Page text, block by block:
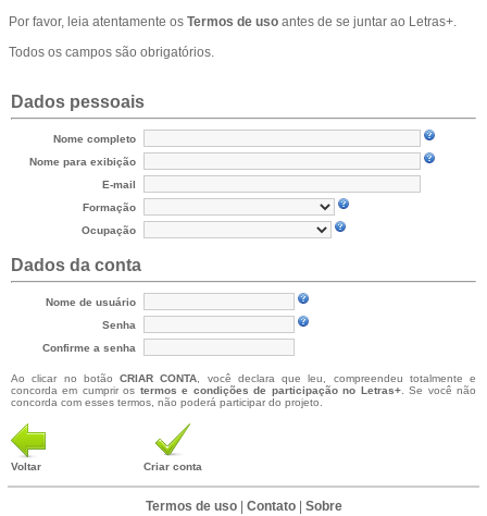
Por favor, leia atentamente os Termos de uso antes de se juntar ao Letras+.
Todos os campos são obrigatórios.
Dados pessoais
Nome completo
Nome para exibição
E-mail
Formação
Ocupação
Dados da conta
Nome de usuário
Senha
Confirme a senha
Ao clicar no botão CRIAR CONTA , você declara que leu, compreendeu totalmente e
concorda em cumprir os termos e condições de participação no Letras+. Se você não
concorda com esses termos, não poderá participar do projeto.
Voltar Criar conta
Termos de uso| Contato| Sobre